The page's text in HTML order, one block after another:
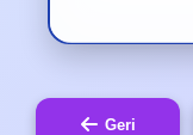
Geri